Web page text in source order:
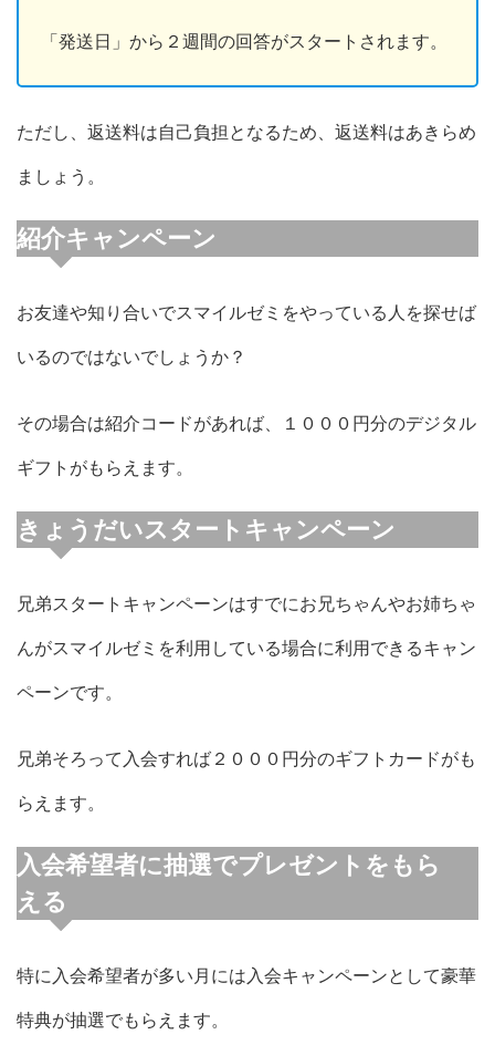
「発送日」から２週間の回答がスタートされます。
ただし、返送料は自己負担となるため、返送料はあきらめ
ましょう。
紹介キャンペーン
お友達や知り合いでスマイルゼミをやっている人を探せば
いるのではないでしょうか？
その場合は紹介コードがあれば、１０００円分のデジタル
ギフトがもらえます。
きょうだいスタートキャンペーン
兄弟スタートキャンペーンはすでにお兄ちゃんやお姉ちゃ
んがスマイルゼミを利用している場合に利用できるキャン
ペーンです。
兄弟そろって入会すれば２０００円分のギフトカードがも
らえます。
入会希望者に抽選でプレゼントをもら
える
特に入会希望者が多い月には入会キャンペーンとして豪華
特典が抽選でもらえます。